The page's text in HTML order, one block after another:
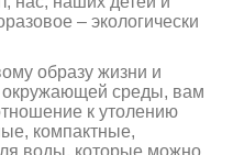
– экологически
образу жизни и
окружающей среды, вам
к утолению
компактные,
воды, которые можно